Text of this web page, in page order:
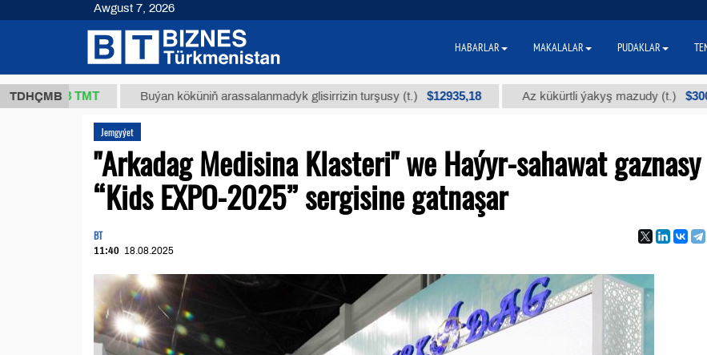
TDHÇMB
37,8 ТМТ Buýan köküniň arassalanmadyk glisirrizin turşusy (t.) $12935,18 Az kükürtli ýakyş mazudy (t.) $300
Jemgyýet
"Arkadag Medisina Klasteri" we Haýyr-sahawat gaznasy
“Kids EXPO-2025” sergisine gatnaşar
BT
11:40 18.08.2025
Awgust 7, 2026
HABARLAR MAKALALAR PUDAKLAR